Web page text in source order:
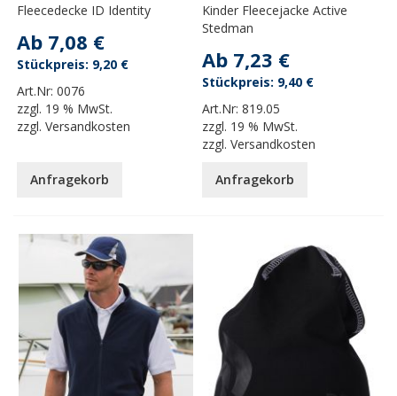
Fleecedecke ID Identity
Ab 7,08 €
Art.Nr:0076
zzgl. 19 % MwSt.
zzgl.Versandkosten
9,20 €
Anfragekorb
Kinder Fleecejacke Active
Stedman
Ab 7,23 €
Art.Nr:819.05
zzgl. 19 % MwSt.
zzgl.Versandkosten
9,40 €
Anfragekorb